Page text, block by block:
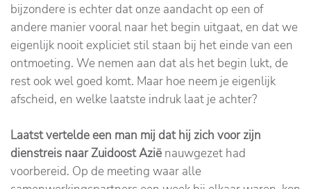
bijzondere is echter dat onze aandacht op een of
andere manier vooral naar het begin uitgaat, en dat we
eigenlijk nooit expliciet stil staan bij het einde van een
ontmoeting. We nemen aan dat als het begin lukt, de
rest ook wel goed komt. Maar hoe neem je eigenlijk
afscheid, en welke laatste indruk laat je achter?
Laatst vertelde een man mij dat hij zich voor zijn
dienstreis naar Zuidoost Azië nauwgezet had
voorbereid. Op de meeting waar alle